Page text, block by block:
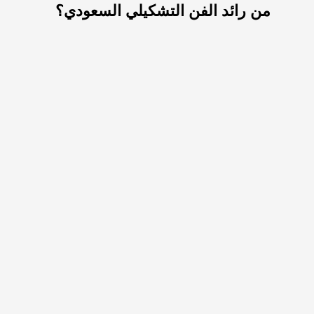
من رائد الفن التشكيلي السعودي؟